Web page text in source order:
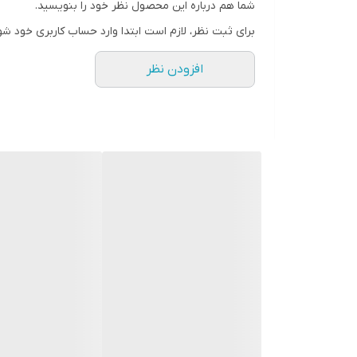
شما هم درباره این محصول نظر خود را بنویسید.
برای ثبت نظر، لازم است ابتدا وارد حساب کاربری خود
افزودن نظر